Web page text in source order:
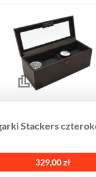
Stackers
329,00 zł